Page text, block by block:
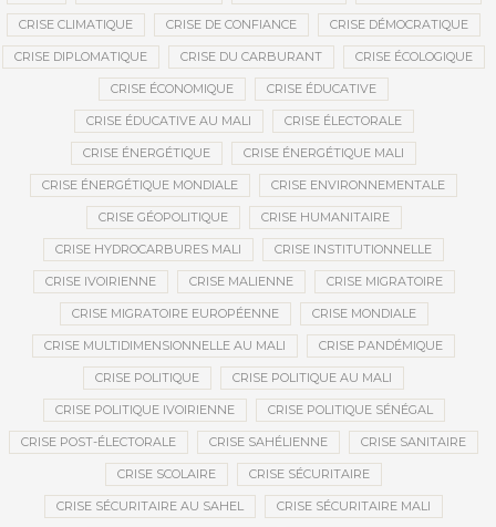
CRISE CLIMATIQUE CRISE DE CONFIANCE CRISE DÉMOCRATIQUE
CRISE DIPLOMATIQUE CRISE DU CARBURANT CRISE ÉCOLOGIQUE
CRISE ÉCONOMIQUE CRISE ÉDUCATIVE
CRISE ÉDUCATIVE AU MALI CRISE ÉLECTORALE
CRISE ÉNERGÉTIQUE CRISE ÉNERGÉTIQUE MALI
CRISE ÉNERGÉTIQUE MONDIALE CRISE ENVIRONNEMENTALE
CRISE GÉOPOLITIQUE CRISE HUMANITAIRE
CRISE HYDROCARBURES MALI CRISE INSTITUTIONNELLE
CRISE IVOIRIENNE CRISE MALIENNE CRISE MIGRATOIRE
CRISE MIGRATOIRE EUROPÉENNE CRISE MONDIALE
CRISE MULTIDIMENSIONNELLE AU MALI CRISE PANDÉMIQUE
CRISE POLITIQUE CRISE POLITIQUE AU MALI
CRISE POLITIQUE IVOIRIENNE CRISE POLITIQUE SÉNÉGAL
CRISE POST-ÉLECTORALE CRISE SAHÉLIENNE CRISE SANITAIRE
CRISE SCOLAIRE CRISE SÉCURITAIRE
CRISE SÉCURITAIRE AU SAHEL CRISE SÉCURITAIRE MALI